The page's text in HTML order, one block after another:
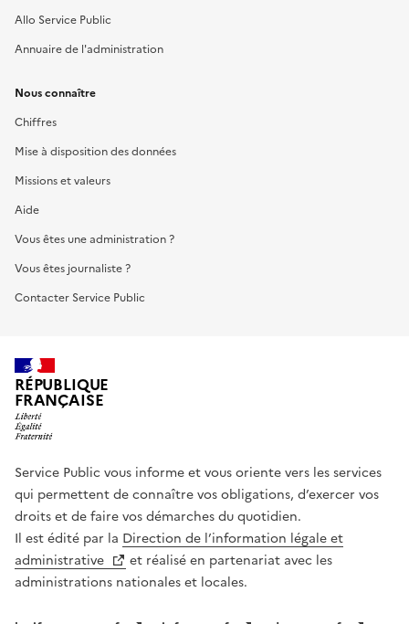
Allo Service Public
Annuaire de l'administration
Nous connaître
Chiffres
Mise à disposition des données
Missions et valeurs
Aide
Vous êtes une administration ?
Vous êtes journaliste ?
Contacter Service Public
RÉPUBLIQUE
FRANÇAISE
Service Public vous informe et vous oriente vers les services
qui permettent de connaître vos obligations, d’exercer vos
droits et de faire vos démarches du quotidien.
Il est édité par la Direction de l’information légale et
administrative
et réalisé en partenariat avec les
administrations nationales et locales.